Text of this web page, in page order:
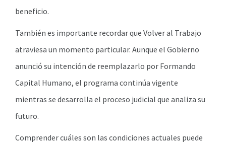
beneficio.
También es importante recordar que Volver al Trabajo
atraviesa un momento particular. Aunque el Gobierno
anunció su intención de reemplazarlo por Formando
Capital Humano, el programa continúa vigente
mientras se desarrolla el proceso judicial que analiza su
futuro.
Comprender cuáles son las condiciones actuales puede